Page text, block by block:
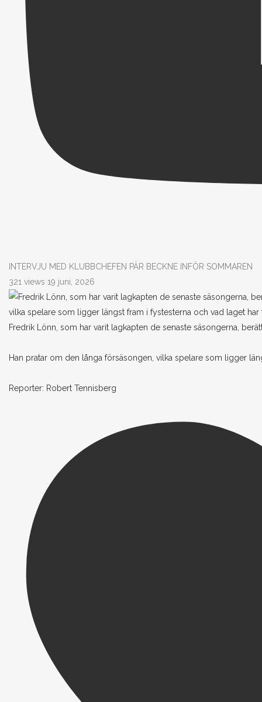
INTERVJU MED KLUBBCHEFEN PÄR BECKNE INFÖR SOMMAREN
321 views 19 juni, 2026
Fredrik Lönn, som har varit lagkapten de senaste säsongerna,
Han pratar om den långa försäsongen, vilka spelare som ligger
Reporter: Robert Tennisberg